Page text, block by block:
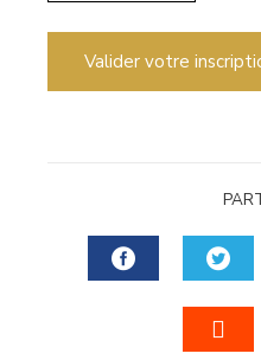
Valider votre
FACEBOOK